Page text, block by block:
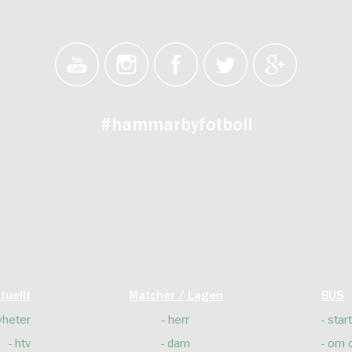
#hammarbyfotboll
htv
Matcher / Lagen
herr
dam
BUS
start
om